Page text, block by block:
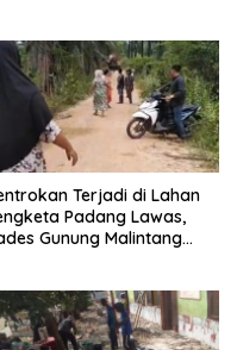
Terjadi di Lahan
Padang Lawas,
Gunung Malintang